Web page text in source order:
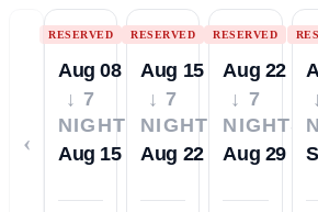
‹
RESERVED
Aug 08
↓ 7
NIGHTS
Aug 15
RESERVED
Aug 15
↓ 7
NIGHTS
Aug 22
RESERVED
Aug 22
↓ 7
NIGHTS
Aug 29